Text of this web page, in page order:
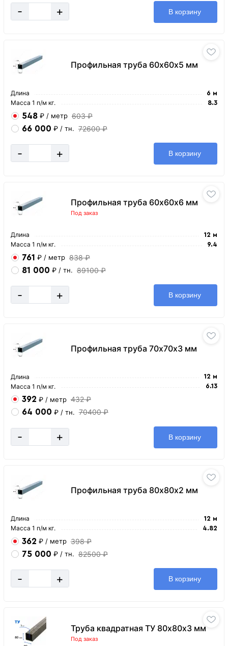
- + В корзину
Профильная труба 60х60х5 мм
Длина 6 м
Масса 1 п/м кг. 8.3
548 ₽ / метр 603 ₽
66 000 ₽ / тн. 72600 ₽
- + В корзину
Профильная труба 60х60х6 мм
Под заказ
Длина 12 м
Масса 1 п/м кг. 9.4
761 ₽ / метр 838 ₽
81 000 ₽ / тн. 89100 ₽
- + В корзину
Профильная труба 70х70х3 мм
Длина 12 м
Масса 1 п/м кг. 6.13
392 ₽ / метр 432 ₽
64 000 ₽ / тн. 70400 ₽
- + В корзину
Профильная труба 80х80х2 мм
Длина 12 м
Масса 1 п/м кг. 4.82
362 ₽ / метр 398 ₽
75 000 ₽ / тн. 82500 ₽
- + В корзину
Труба квадратная ТУ 80х80х3 мм
Под заказ